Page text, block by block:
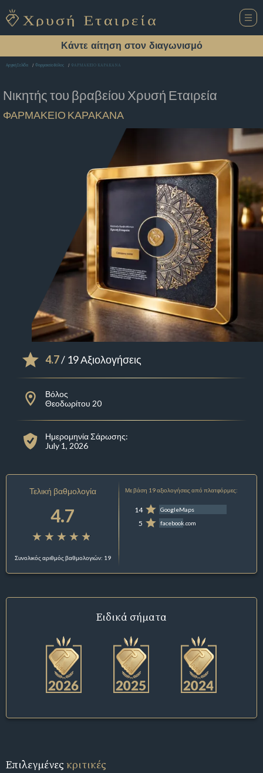
Κάντε αίτηση στον διαγωνισμό
Αρχική Σελίδα Φαρμακείο Βόλος ΦΑΡΜΑΚΕΙΟ ΚΑΡΑΚΑΝΑ
Νικητής του βραβείου Χρυσή Εταιρεία
ΦΑΡΜΑΚΕΙΟ ΚΑΡΑΚΑΝΑ
4.7/ 19 Αξιολογήσεις
Βόλος
Θεοδωρίτου 20
Ημερομηνία Σάρωσης:
July 1, 2026
Τελική βαθμολογία
4.7
Συνολικός αριθμός βαθμολογιών: 19
Με βάση 19 αξιολογήσεις από πλατφόρμες:
14 GoogleMaps
5 facebook.com
Ειδικά σήματα
Επιλεγμένεςκριτικές